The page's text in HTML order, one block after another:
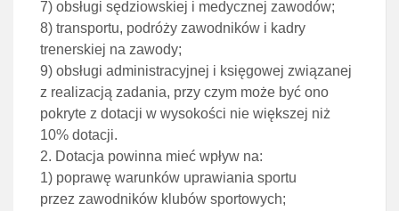
7) obsługi sędziowskiej i medycznej zawodów;
8) transportu, podróży zawodników i kadry
trenerskiej na zawody;
9) obsługi administracyjnej i księgowej związanej
z realizacją zadania, przy czym może być ono
pokryte z dotacji w wysokości nie większej niż
10% dotacji.
2. Dotacja powinna mieć wpływ na:
1) poprawę warunków uprawiania sportu
przez zawodników klubów sportowych;